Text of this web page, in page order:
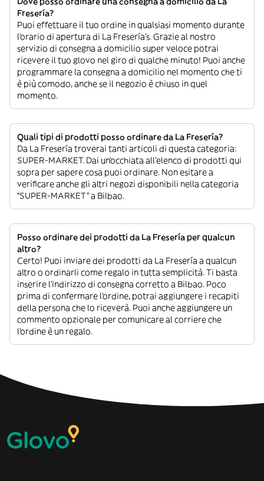
Fresería?
Puoi effettuare il tuo ordine in qualsiasi momento durante
l’orario di apertura di La Fresería’s. Grazie al nostro
servizio di consegna a domicilio super veloce potrai
ricevere il tuo glovo nel giro di qualche minuto! Puoi anche
programmare la consegna a domicilio nel momento che ti
è più comodo, anche se il negozio è chiuso in quel
momento.
Quali tipi di prodotti posso ordinare da La Fresería?
Da La Fresería troverai tanti articoli di questa categoria:
SUPER-MARKET. Dai un’occhiata all’elenco di prodotti qui
sopra per sapere cosa puoi ordinare. Non esitare a
verificare anche gli altri negozi disponibili nella categoria
“SUPER-MARKET” a Bilbao.
Posso ordinare dei prodotti da La Fresería per qualcun
altro?
Certo! Puoi inviare dei prodotti da La Fresería a qualcun
altro o ordinarli come regalo in tutta semplicità. Ti basta
inserire l’indirizzo di consegna corretto a Bilbao. Poco
prima di confermare l’ordine, potrai aggiungere i recapiti
della persona che lo riceverà. Puoi anche aggiungere un
commento opzionale per comunicare al corriere che
l’ordine è un regalo.